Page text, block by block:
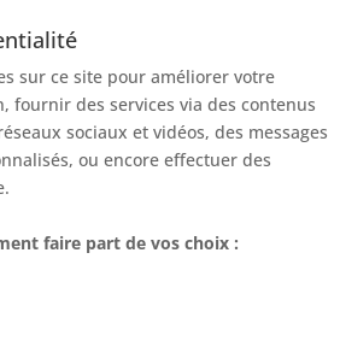
sur ce site pour améliorer votre
fournir des services via des contenus
sociaux et vidéos, des messages
ou encore effectuer des
faire part de vos choix :